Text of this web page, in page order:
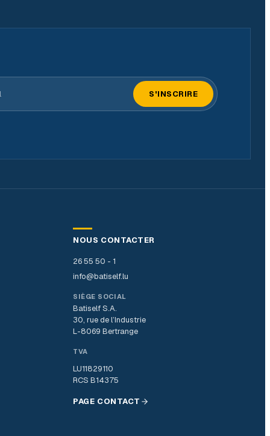
S'INSCRIRE
NOUS CONTACTER
26 55 50 - 1
info@batiself.lu
SIÈGE SOCIAL
Batiself S.A.
30, rue de l’Industrie
L-8069 Bertrange
TVA
LU11829110
RCS B14375
PAGE CONTACT